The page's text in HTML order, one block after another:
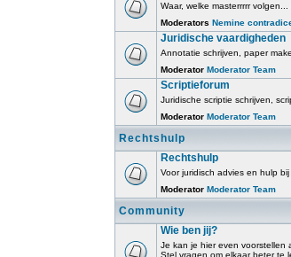
Waar, welke masterrrrr
Moderators Nemine
Juridische vaardigheden
Annotatie schrijven, paper
Moderator Moderator Team
Scriptieforum
Juridische scriptie schrijven,
Moderator Moderator Team
Rechtshulp
Rechtshulp
Voor juridisch advies en hulp
Moderator Moderator Team
Community
Wie ben jij?
Je kan je hier even voorstellen
Stel vragen om elkaar beter te